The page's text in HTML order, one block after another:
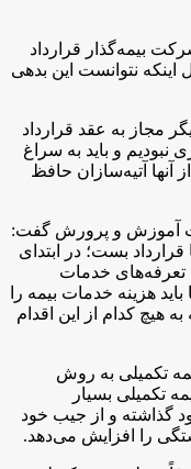
داد: در ابتدای سال ۹۳ این شرکت بیمه‌گذار قرارداد
نتوانست این بدهی
مجاز به عقد قرارداد
و باید به سراغ
آنها آتیه‌سازان حافظ
آموزش و پرورش گفت:
در شرایط سخت سال ۹۳ با ما قرارداد بست؛ در ابتدای
تعرفه‌های خدمات
هزینه خدمات بیمه را
هیچ کدام از این اقدام
تکمیلی به روش
تکمیلی بسیار
گذاشته و از جیب خود
را افزایش می‌دهد.